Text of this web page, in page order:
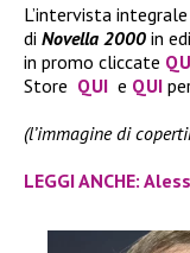
L’intervista
di Novella 2000 in
in promo cliccate
Store QUI e QUI
(l’immagine di
LEGGI ANCHE: